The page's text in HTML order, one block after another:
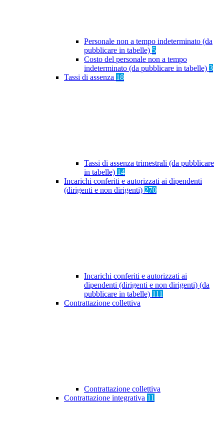
Personale non a tempo indeterminato (da
pubblicare in tabelle) 5
Costo del personale non a tempo
indeterminato (da pubblicare in tabelle) 3
Tassi di assenza 18
Tassi di assenza trimestrali (da pubblicare
in tabelle) 14
Incarichi conferiti e autorizzati ai dipendenti
(dirigenti e non dirigenti) 270
Incarichi conferiti e autorizzati ai
dipendenti (dirigenti e non dirigenti) (da
pubblicare in tabelle) 111
Contrattazione collettiva
Contrattazione collettiva
Contrattazione integrativa 11